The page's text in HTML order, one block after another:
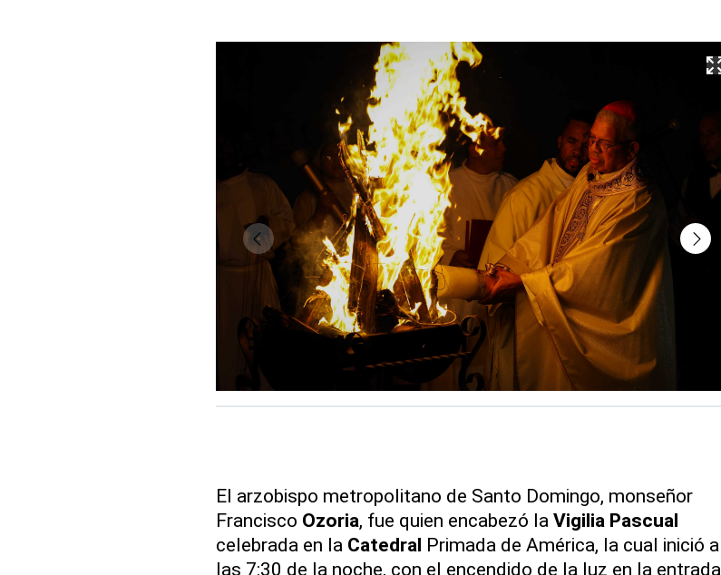
El arzobispo metropolitano de Santo Domingo, monseñor
Francisco Ozoria, fue quien encabezó la Vigilia Pascual
celebrada en la Catedral Primada de América, la cual inició a
las 7:30 de la noche, con el encendido de la luz en la entrada